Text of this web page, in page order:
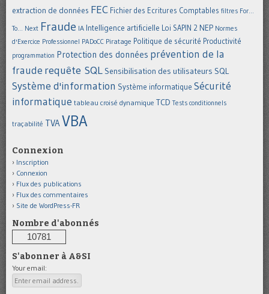
extraction de données FEC Fichier des Ecritures Comptables filtres For...
To... Next Fraude IA Intelligence artificielle Loi SAPIN 2 NEP Normes
d'Exercice Professionnel PADoCC Piratage Politique de sécurité Productivité
programmation Protection des données prévention de la
fraude requête SQL Sensibilisation des utilisateurs SQL
Système d'information Système informatique Sécurité
informatique tableau croisé dynamique TCD Tests conditionnels
traçabilité TVAVBA
Connexion
Inscription
Connexion
Flux des publications
Flux des commentaires
Site de WordPress-FR
Nombre d'abonnés
10781
S'abonner à A&SI
Your email: